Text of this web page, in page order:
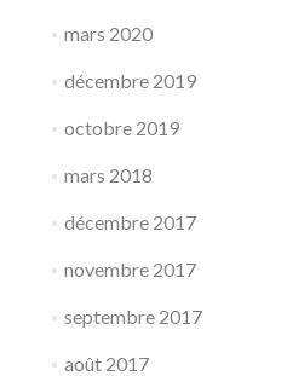
mars 2020
décembre 2019
octobre 2019
mars 2018
décembre 2017
novembre 2017
septembre 2017
août 2017